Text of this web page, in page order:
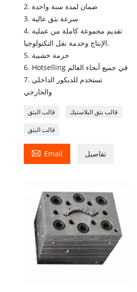
2. ضمان لمدة سنة واحدة
3. سرعة بثق عالية
4. تقديم مجموعة كاملة من عملية
الإنتاج وخدمة نقل التكنولوجيا.
5. حزمة خشبية
6. Hotselling في جميع أنحاء العالم
7. تستخدم للديكور الداخلي
والخارجي
قالب البثق قالب بثق البلاستيك
قالب البثق
 Email تفاصيل